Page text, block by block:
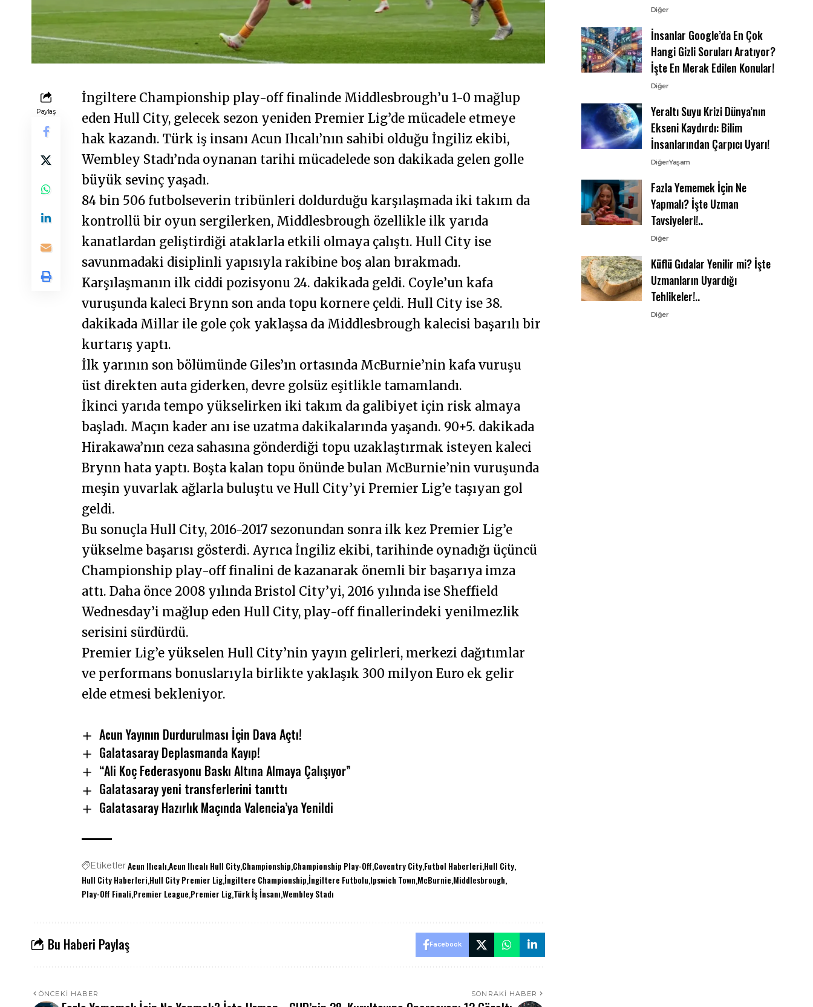
Paylaş
İngiltere Championship play-off finalinde Middlesbrough’u 1-0 mağlup
eden Hull City, gelecek sezon yeniden Premier Lig’de mücadele etmeye
hak kazandı. Türk iş insanı Acun Ilıcalı’nın sahibi olduğu İngiliz ekibi,
Wembley Stadı’nda oynanan tarihi mücadelede son dakikada gelen golle
büyük sevinç yaşadı.
84 bin 506 futbolseverin tribünleri doldurduğu karşılaşmada iki takım da
kontrollü bir oyun sergilerken, Middlesbrough özellikle ilk yarıda
kanatlardan geliştirdiği ataklarla etkili olmaya çalıştı. Hull City ise
savunmadaki disiplinli yapısıyla rakibine boş alan bırakmadı.
Karşılaşmanın ilk ciddi pozisyonu 24. dakikada geldi. Coyle’un kafa
vuruşunda kaleci Brynn son anda topu kornere çeldi. Hull City ise 38.
dakikada Millar ile gole çok yaklaşsa da Middlesbrough kalecisi başarılı bir
kurtarış yaptı.
İlk yarının son bölümünde Giles’ın ortasında McBurnie’nin kafa vuruşu
üst direkten auta giderken, devre golsüz eşitlikle tamamlandı.
İkinci yarıda tempo yükselirken iki takım da galibiyet için risk almaya
başladı. Maçın kader anı ise uzatma dakikalarında yaşandı. 90+5. dakikada
Hirakawa’nın ceza sahasına gönderdiği topu uzaklaştırmak isteyen kaleci
Brynn hata yaptı. Boşta kalan topu önünde bulan McBurnie’nin vuruşunda
meşin yuvarlak ağlarla buluştu ve Hull City’yi Premier Lig’e taşıyan gol
geldi.
Bu sonuçla Hull City, 2016-2017 sezonundan sonra ilk kez Premier Lig’e
yükselme başarısı gösterdi. Ayrıca İngiliz ekibi, tarihinde oynadığı üçüncü
Championship play-off finalini de kazanarak önemli bir başarıya imza
attı. Daha önce 2008 yılında Bristol City’yi, 2016 yılında ise Sheffield
Wednesday’i mağlup eden Hull City, play-off finallerindeki yenilmezlik
serisini sürdürdü.
Premier Lig’e yükselen Hull City’nin yayın gelirleri, merkezi dağıtımlar
ve performans bonuslarıyla birlikte yaklaşık 300 milyon Euro ek gelir
elde etmesi bekleniyor.
Acun Yayının Durdurulması İçin Dava Açtı!
Galatasaray Deplasmanda Kayıp!
“Ali Koç Federasyonu Baskı Altına Almaya Çalışıyor”
Galatasaray yeni transferlerini tanıttı
Galatasaray Hazırlık Maçında Valencia’ya Yenildi
EtiketlerAcun Ilıcalı Acun Ilıcalı Hull CityChampionship Championship Play-Off Coventry CityFutbol Haberleri Hull City
Hull City Haberleri Hull City Premier Ligİngiltere Championship İngiltere Futbolu Ipswich Town McBurnie Middlesbrough
Play-Off Finali Premier League Premier LigTürk İş İnsanı Wembley Stadı
Bu Haberi Paylaş Facebook
ÖNCEKI HABER SONRAKI HABER
Diğer
İnsanlar Google’da En Çok
Hangi Gizli Soruları Aratıyor?
İşte En Merak Edilen Konular!
Diğer
Yeraltı Suyu Krizi Dünya’nın
Ekseni Kaydırdı: Bilim
İnsanlarından Çarpıcı Uyarı!
DiğerYaşam
Fazla Yememek İçin Ne
Yapmalı? İşte Uzman
Tavsiyeleri!..
Diğer
Küflü Gıdalar Yenilir mi? İşte
Uzmanların Uyardığı
Tehlikeler!..
Diğer